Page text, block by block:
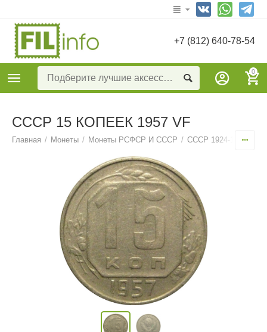
+7 (812) 640-78-54
0
СССР 15 КОПЕЕК 1957 VF
Главная / Монеты / Монеты РСФСР И СССР / СССР 1924-1957